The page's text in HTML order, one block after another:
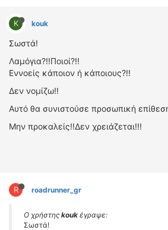
K kouk
Σωστά!
Λαμόγια?!!Ποιοί?!!
Εννοείς κάποιον ή κάποιους?!!
Δεν νομίζω!!
Αυτό θα συνιστούσε προσωπική
Μην προκαλείς!!Δεν χρειάζεται!!!
R roadrunner_gr
Ο χρήστης kouk έγραψε:
Σωστά!